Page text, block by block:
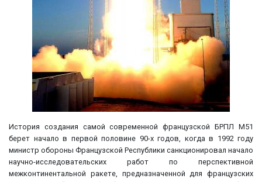
История создания самой современной французской БРПЛ М51
берет начало в первой половине 90-х годов, когда в 1992 году
министр обороны Французской Республики санкционировал начало
научно-исследовательских работ по перспективной
межконтинентальной ракете, предназначенной для французских